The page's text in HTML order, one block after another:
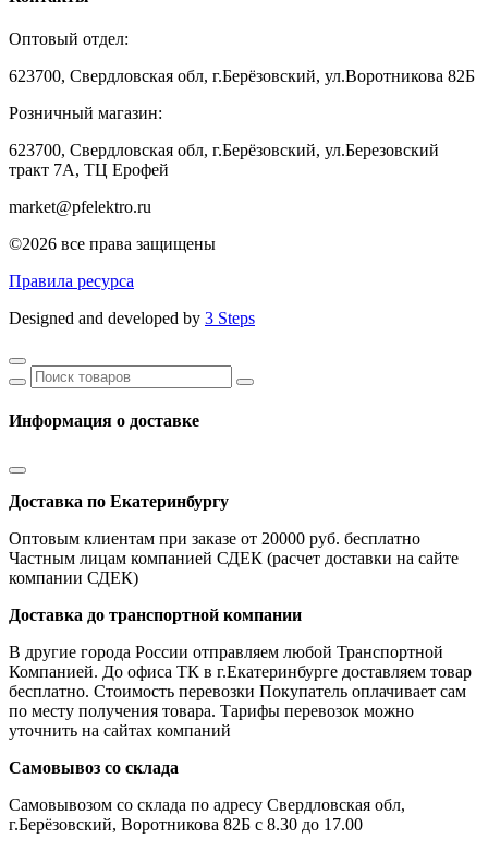
Оптовый отдел:
623700, Свердловская обл, г.Берёзовский, ул.Воротникова 82Б
Розничный магазин:
623700, Свердловская обл, г.Берёзовский, ул.Березовский
тракт 7А, ТЦ Ерофей
market@pfelektro.ru
©2026 все права защищены
Правила ресурса
Designed and developed by 3 Steps
Информация о доставке
Доставка по Екатеринбургу
Оптовым клиентам при заказе от 20000 руб. бесплатно
Частным лицам компанией СДЕК (расчет доставки на сайте
компании СДЕК)
Доставка до транспортной компании
В другие города России отправляем любой Транспортной
Компанией. До офиса ТК в г.Екатеринбурге доставляем товар
бесплатно. Стоимость перевозки Покупатель оплачивает сам
по месту получения товара. Тарифы перевозок можно
уточнить на сайтах компаний
Самовывоз со склада
Самовывозом со склада по адресу Свердловская обл,
г.Берёзовский, Воротникова 82Б с 8.30 до 17.00